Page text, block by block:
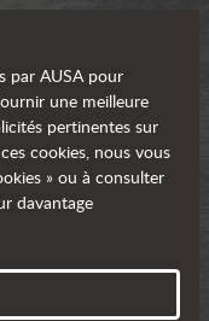
par AUSA pour
une meilleure
pertinentes sur
cookies, nous vous
» ou à consulter
davantage